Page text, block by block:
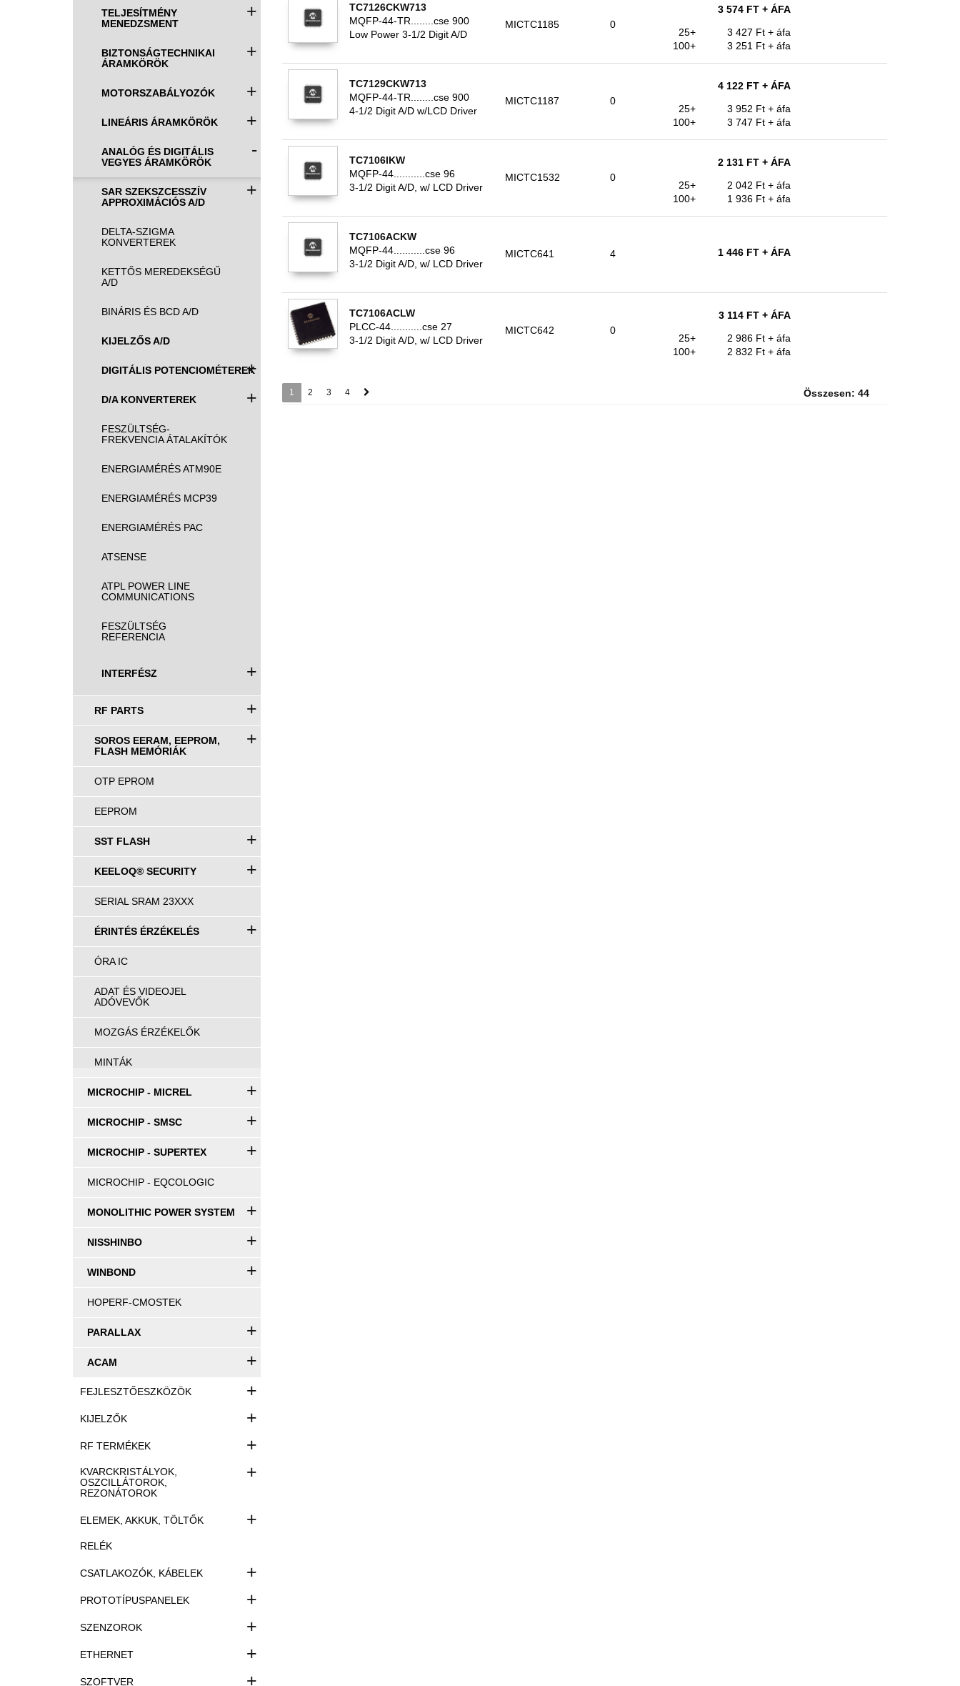
TELJESÍTMÉNY
MENEDZSMENT
+
BIZTONSÁGTECHNIKAI
ÁRAMKÖRÖK
+
MOTORSZABÁLYOZÓK +
LINEÁRIS ÁRAMKÖRÖK +
ANALÓG ÉS DIGITÁLIS
VEGYES ÁRAMKÖRÖK
-
SAR SZEKSZCESSZÍV
APPROXIMÁCIÓS A/D
+
DELTA-SZIGMA
KONVERTEREK
KETTŐS MEREDEKSÉGŰ
A/D
BINÁRIS ÉS BCD A/D
KIJELZŐS A/D
DIGITÁLIS POTENCIOMÉTEREK
+
D/A KONVERTEREK +
FESZÜLTSÉG-
FREKVENCIA ÁTALAKÍTÓK
ENERGIAMÉRÉS ATM90E
ENERGIAMÉRÉS MCP39
ENERGIAMÉRÉS PAC
ATSENSE
ATPL POWER LINE
COMMUNICATIONS
FESZÜLTSÉG
REFERENCIA
INTERFÉSZ +
RF PARTS +
SOROS EERAM, EEPROM,
FLASH MEMÓRIÁK
+
OTP EPROM
EEPROM
SST FLASH +
KEELOQ® SECURITY +
SERIAL SRAM 23XXX
ÉRINTÉS ÉRZÉKELÉS +
ÓRA IC
ADAT ÉS VIDEOJEL
ADÓVEVŐK
MOZGÁS ÉRZÉKELŐK
MINTÁK
MICROCHIP - MICREL +
MICROCHIP - SMSC +
MICROCHIP - SUPERTEX +
MICROCHIP - EQCOLOGIC
MONOLITHIC POWER SYSTEM +
NISSHINBO +
WINBOND +
HOPERF-CMOSTEK
PARALLAX +
ACAM +
FEJLESZTŐESZKÖZÖK +
KIJELZŐK +
RF TERMÉKEK +
KVARCKRISTÁLYOK,
OSZCILLÁTOROK,
REZONÁTOROK
+
ELEMEK, AKKUK, TÖLTŐK +
RELÉK
CSATLAKOZÓK, KÁBELEK +
PROTOTÍPUSPANELEK +
SZENZOROK +
ETHERNET +
SZOFTVER +
TC7126CKW713
MQFP-44-TR........cse 900
Low Power 3-1/2 Digit A/D
MICTC1185 0
3 574 FT + ÁFA
25+
3 427 Ft + áfa
100+
3 251 Ft + áfa
TC7129CKW713
MQFP-44-TR........cse 900
4-1/2 Digit A/D w/LCD Driver
MICTC1187 0
4 122 FT + ÁFA
25+
3 952 Ft + áfa
100+
3 747 Ft + áfa
TC7106IKW
MQFP-44...........cse 96
3-1/2 Digit A/D, w/ LCD Driver
MICTC1532 0
2 131 FT + ÁFA
25+
2 042 Ft + áfa
100+
1 936 Ft + áfa
TC7106ACKW
MQFP-44...........cse 96
3-1/2 Digit A/D, w/ LCD Driver
MICTC641 4 1 446 FT + ÁFA
TC7106ACLW
PLCC-44...........cse 27
3-1/2 Digit A/D, w/ LCD Driver
MICTC642 0
3 114 FT + ÁFA
25+
2 986 Ft + áfa
100+
2 832 Ft + áfa
1 2 3 4 Összesen: 44